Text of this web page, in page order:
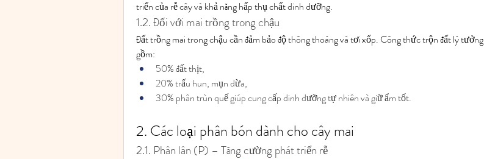
triển của rễ cây và khả năng hấp thụ chất dinh dưỡng.
1.2. Đối với mai trồng trong chậu
Đất trồng mai trong chậu cần đảm bảo độ thông thoáng và tơi xốp. Công thức trộn đất lý tưởng
gồm:
50% đất thịt,
20% trấu hun, mụn dừa,
30% phân trùn quế giúp cung cấp dinh dưỡng tự nhiên và giữ ẩm tốt.
2. Các loại phân bón dành cho cây mai
2.1. Phân lân (P) – Tăng cường phát triển rễ